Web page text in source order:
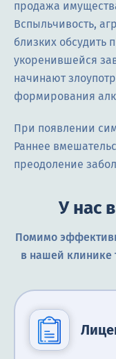
продажа
Вспыльчивость,
близких обсудить
укоренившейся
начинают
формирования
При появлении
Раннее
преодоление
У нас
Помимо
в нашей клинике